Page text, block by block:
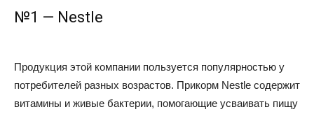
№1 — Nestle
Продукция этой компании пользуется популярностью у
потребителей разных возрастов. Прикорм Nestle содержит
витамины и живые бактерии, помогающие усваивать пищу